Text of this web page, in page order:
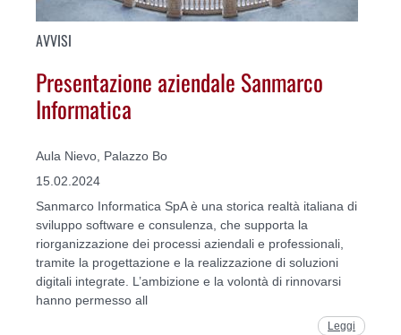
AVVISI
Presentazione aziendale Sanmarco
Informatica
Aula Nievo, Palazzo Bo
15.02.2024
Sanmarco Informatica SpA è una storica realtà italiana di
sviluppo software e consulenza, che supporta la
riorganizzazione dei processi aziendali e professionali,
tramite la progettazione e la realizzazione di soluzioni
digitali integrate. L’ambizione e la volontà di rinnovarsi
hanno permesso all
Leggi